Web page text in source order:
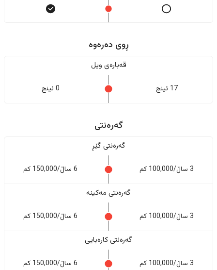
ڕوی دەرەوە
قەبارەی ویل
17 ئینج 0 ئینج
گەرەنتی
گەرەنتی گێڕ
3 ساڵ/100,000 کم 6 ساڵ/150,000 کم
گەرەنتی مەکینە
3 ساڵ/100,000 کم 6 ساڵ/150,000 کم
گەرەنتی کارەبایی
3 ساڵ/100,000 کم 6 ساڵ/150,000 کم